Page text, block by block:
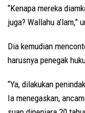
“Kenapa mereka
juga? Wallahu a’lam,”
Dia kemudian
harusnya penegak
“Ya, dilakukan
Ia menegaskan,